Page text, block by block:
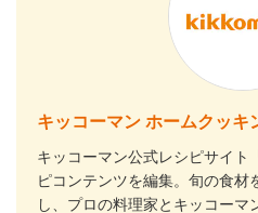
キッコーマン ホームクッキ
キッコーマン公式レシピサイト
ピコンテンツを編集。旬の食材
し、プロの料理家とキッコー